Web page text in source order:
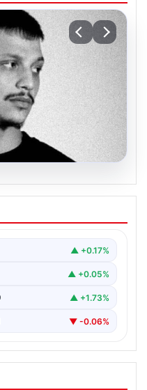
rapçi Yuşa
kontrol ile
▲ +0.17%
▲ +0.05%
▲ +1.73%
▼ -0.06%